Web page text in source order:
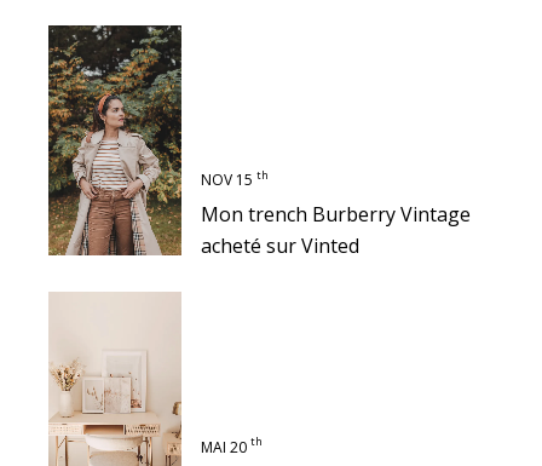
NOV 15 th
Mon trench Burberry Vintage
acheté sur Vinted
MAI 20 th